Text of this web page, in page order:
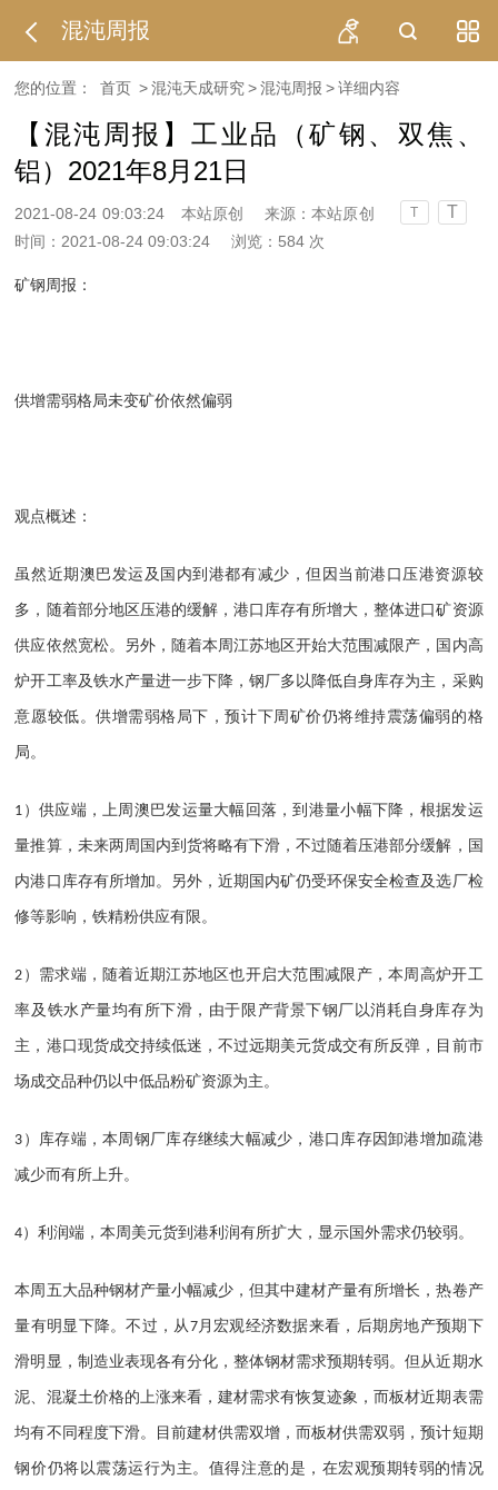
混沌周报
您的位置： 首页 > 混沌天成研究 > 混沌周报 > 详细内容
【混沌周报】工业品（矿钢、双焦、
铝）2021年8月21日
2021-08-24 09:03:24 本站原创 T T
来源：本站原创
时间：2021-08-24 09:03:24
浏览： 584 次
矿钢周报：
供增需弱格局未变矿价依然偏弱
观点概述：
虽然近期澳巴发运及国内到港都有减少，但因当前港口压港资源较
多，随着部分地区压港的缓解，港口库存有所增大，整体进口矿资源
供应依然宽松。另外，随着本周江苏地区开始大范围减限产，国内高
炉开工率及铁水产量进一步下降，钢厂多以降低自身库存为主，采购
意愿较低。供增需弱格局下，预计下周矿价仍将维持震荡偏弱的格
局。
1 ）供应端，上周澳巴发运量大幅回落，到港量小幅下降，根据发运
量推算，未来两周国内到货将略有下滑，不过随着压港部分缓解，国
内港口库存有所增加。另外，近期国内矿仍受环保安全检查及选厂检
修等影响，铁精粉供应有限。
2 ）需求端，随着近期江苏地区也开启大范围减限产，本周高炉开工
率及铁水产量均有所下滑，由于限产背景下钢厂以消耗自身库存为
主，港口现货成交持续低迷，不过远期美元货成交有所反弹，目前市
场成交品种仍以中低品粉矿资源为主。
3 ）库存端，本周钢厂库存继续大幅减少，港口库存因卸港增加疏港
减少而有所上升。
4）利润端，本周美元货到港利润有所扩大，显示国外需求仍较弱。
本周五大品种钢材产量小幅减少，但其中建材产量有所增长，热卷产
量有明显下降。不过，从 7月宏观经济数据来看，后期房地产预期下
滑明显，制造业表现各有分化，整体钢材需求预期转弱。但从近期水
泥、混凝土价格的上涨来看，建材需求有恢复迹象，而板材近期表需
均有不同程度下滑。目前建材供需双增，而板材供需双弱，预计短期
钢价仍将以震荡运行为主。值得注意的是，在宏观预期转弱的情况